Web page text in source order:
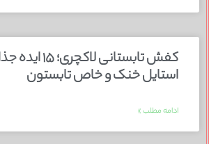
کفش تابستانی
استایل خنک و خاص تابستون
ادامه مطلب »